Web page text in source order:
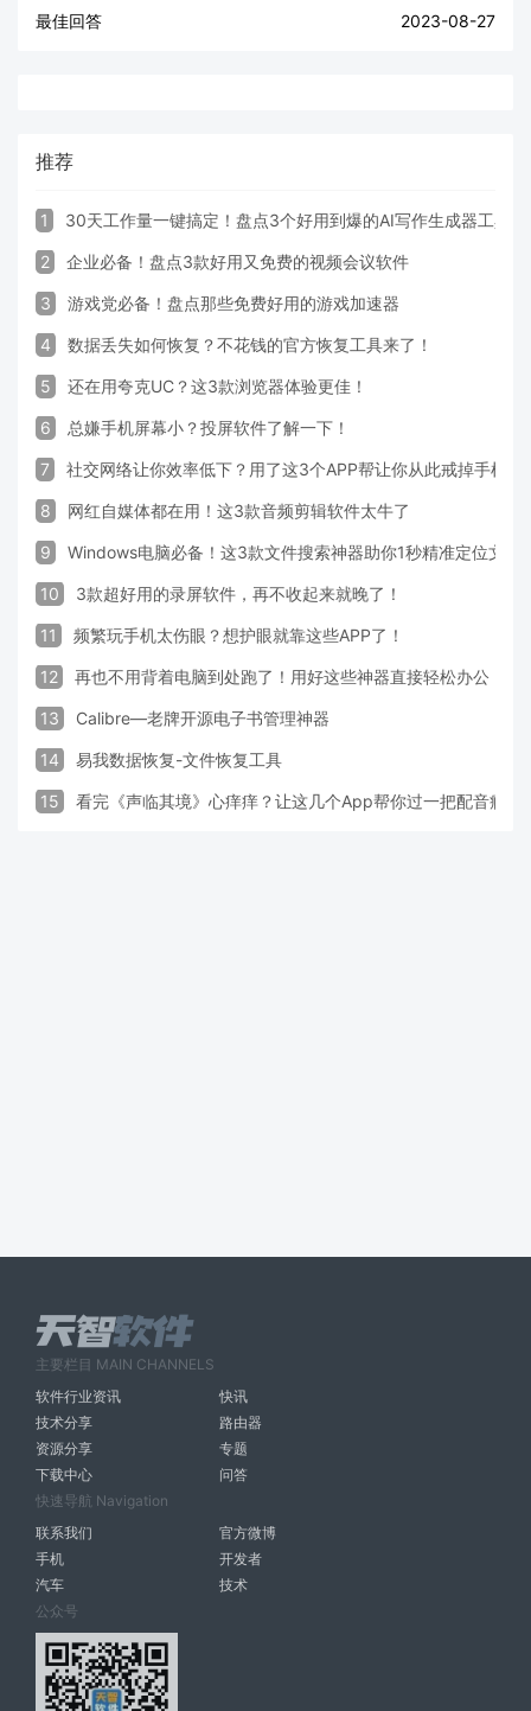
最佳回答 2023-08-27
推荐
1 30天工作量一键搞定！盘点3个好用到爆的AI写作生成器工具
2 企业必备！盘点3款好用又免费的视频会议软件
3 游戏党必备！盘点那些免费好用的游戏加速器
4 数据丢失如何恢复？不花钱的官方恢复工具来了！
5 还在用夸克UC？这3款浏览器体验更佳！
6 总嫌手机屏幕小？投屏软件了解一下！
7 社交网络让你效率低下？用了这3个APP帮让你从此戒掉手机！
8 网红自媒体都在用！这3款音频剪辑软件太牛了
9 Windows电脑必备！这3款文件搜索神器助你1秒精准定位文件
10 3款超好用的录屏软件，再不收起来就晚了！
11 频繁玩手机太伤眼？想护眼就靠这些APP了！
12 再也不用背着电脑到处跑了！用好这些神器直接轻松办公
13 Calibre—老牌开源电子书管理神器
14 易我数据恢复-文件恢复工具
15 看完《声临其境》心痒痒？让这几个App帮你过一把配音瘾
主要栏目 MAIN CHANNELS
软件行业资讯
快讯
技术分享
路由器
资源分享
专题
下载中心
问答
快速导航 Navigation
联系我们
官方微博
手机
开发者
汽车
技术
公众号